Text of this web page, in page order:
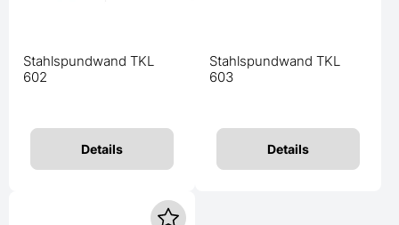
Stahlspundwand TKL
602
Details
Stahlspundwand TKL
603
Details